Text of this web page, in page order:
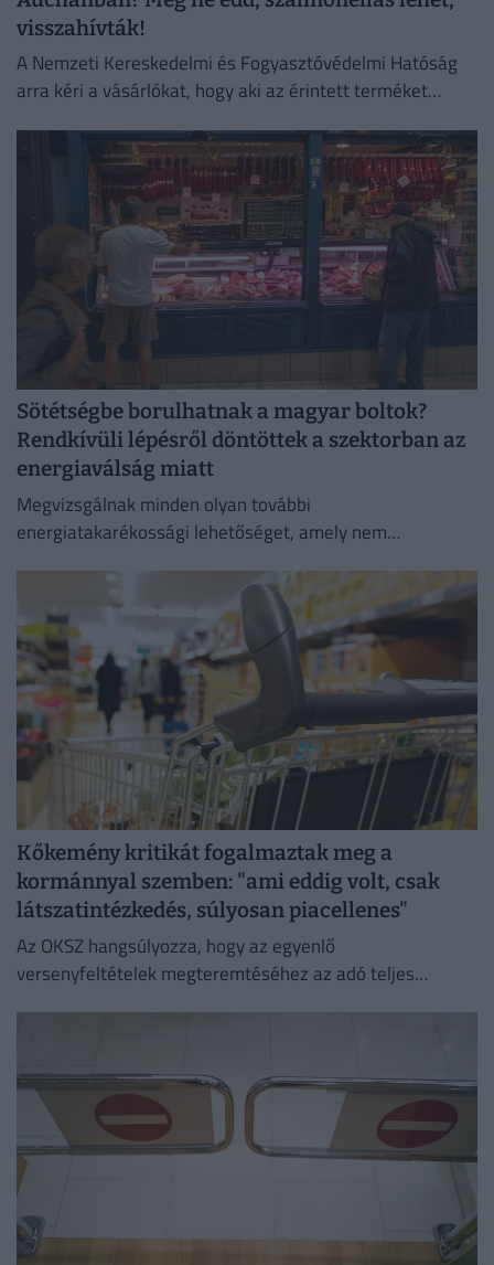
visszahívták!
A Nemzeti Kereskedelmi és Fogyasztóvédelmi Hatóság
arra kéri a vásárlókat, hogy aki az érintett terméket
Sötétségbe borulhatnak a magyar boltok?
Rendkívüli lépésről döntöttek a szektorban az
energiaválság miatt
Megvizsgálnak minden olyan további
energiatakarékossági lehetőséget, amely nem
zökkenőmentes kiszolgálását.
Kőkemény kritikát fogalmaztak meg a
kormánnyal szemben: "ami eddig volt, csak
látszatintézkedés, súlyosan piacellenes"
Az OKSZ hangsúlyozza, hogy az egyenlő
versenyfeltételek megteremtéséhez az adó teljes